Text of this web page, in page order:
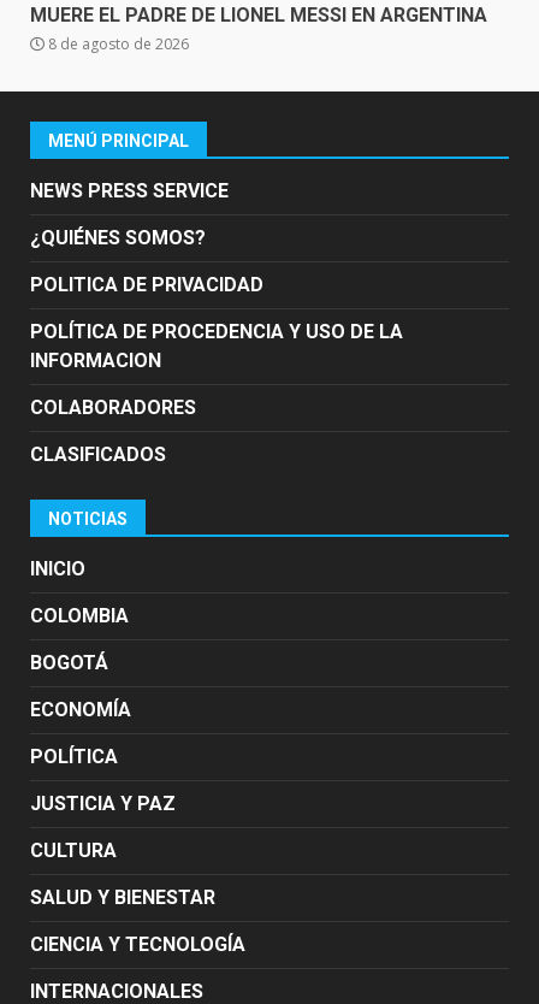
MUERE EL PADRE DE LIONEL MESSI EN ARGENTINA
8 de agosto de 2026
MENÚ PRINCIPAL
NEWS PRESS SERVICE
¿QUIÉNES SOMOS?
POLITICA DE PRIVACIDAD
POLÍTICA DE PROCEDENCIA Y USO DE LA
INFORMACION
COLABORADORES
CLASIFICADOS
NOTICIAS
INICIO
COLOMBIA
BOGOTÁ
ECONOMÍA
POLÍTICA
JUSTICIA Y PAZ
CULTURA
SALUD Y BIENESTAR
CIENCIA Y TECNOLOGÍA
INTERNACIONALES